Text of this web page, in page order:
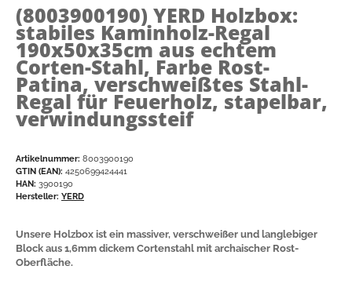
(8003900190) YERD Holzbox:
stabiles Kaminholz-Regal
190x50x35cm aus echtem
Corten-Stahl, Farbe Rost-
Patina, verschweißtes Stahl-
Regal für Feuerholz, stapelbar,
verwindungssteif
Artikelnummer: 8003900190
GTIN (EAN): 4250699424441
HAN: 3900190
Hersteller: YERD
Unsere Holzbox ist ein massiver, verschweißer und langlebiger
Block aus 1,6mm dickem Cortenstahl mit archaischer Rost-
Oberfläche.